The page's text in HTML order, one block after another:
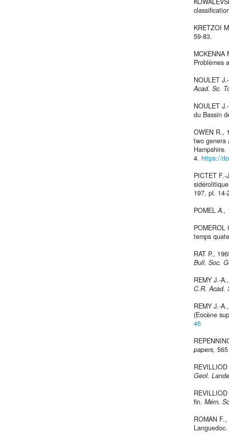
KRETZOI
59-83.
MCKENNA
Problèmes
NOULET
Acad. Sc.
NOULET
du Bassin
OWEN R.,
two genera
Hampshire.
4. https://
PICTET
197, pl. 14-
POMELA.,
POMEROL
temps
RAT P.,
Bull. Soc.
REMY J.-
C.R. Acad.
REMY J.-
(Eocène
46
papers,
Geol.
fin. Mém.
ROMAN
Languedoc.